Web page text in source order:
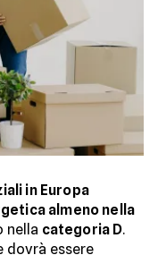
in Europa
almeno nella
nella categoria D.
dovrà essere